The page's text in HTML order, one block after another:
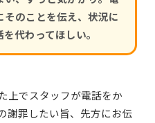
そのことを伝え、状況に
代わってほしい。
上でスタッフが電話をか
謝罪したい旨、先方にお伝